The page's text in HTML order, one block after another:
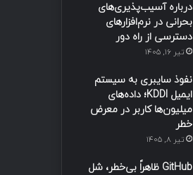
درباره آسیب‌پذیری‌های
بحرانی در نرم‌افزارهای
دسترسی از راه دور
تیر ۱۶, ۱۴۰۵
نفوذ سایبری به سیستم
ایمیل KDDI؛ داده‌های
میلیون‌ها کاربر در معرض
خطر
تیر ۸, ۱۴۰۵
GitHub ظاهراً بی‌خطر، شل